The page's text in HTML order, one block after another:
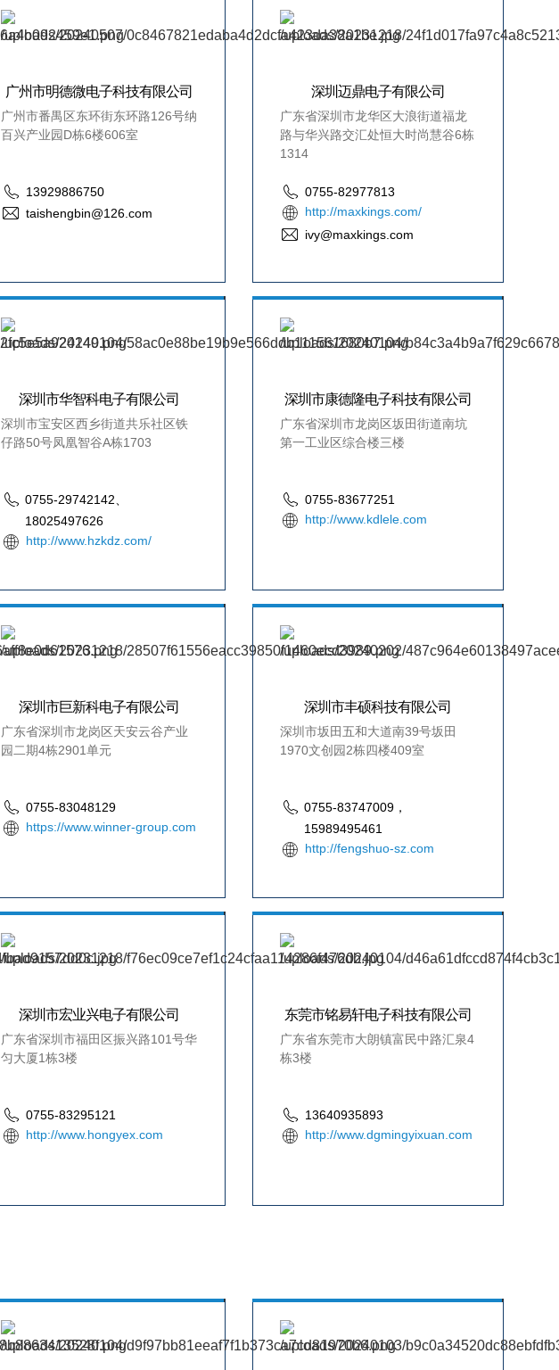
广州市明德微电子科技有限公司
广州市番禺区东环街东环路126号纳
百兴产业园D栋6楼606室
13929886750
taishengbin@126.com
深圳迈鼎电子有限公司
广东省深圳市龙华区大浪街道福龙
路与华兴路交汇处恒大时尚慧谷6栋
1314
0755-82977813
http://maxkings.com/
ivy@maxkings.com
深圳市华智科电子有限公司
深圳市宝安区西乡街道共乐社区铁
仔路50号凤凰智谷A栋1703
0755-29742142、
18025497626
http://www.hzkdz.com/
深圳市康德隆电子科技有限公司
广东省深圳市龙岗区坂田街道南坑
第一工业区综合楼三楼
0755-83677251
http://www.kdlele.com
深圳市巨新科电子有限公司
广东省深圳市龙岗区天安云谷产业
园二期4栋2901单元
0755-83048129
https://www.winner-group.com
深圳市丰硕科技有限公司
深圳市坂田五和大道南39号坂田
1970文创园2栋四楼409室
0755-83747009，
15989495461
http://fengshuo-sz.com
深圳市宏业兴电子有限公司
广东省深圳市福田区振兴路101号华
匀大厦1栋3楼
0755-83295121
http://www.hongyex.com
东莞市铭易轩电子科技有限公司
广东省东莞市大朗镇富民中路汇泉4
栋3楼
13640935893
http://www.dgmingyixuan.com